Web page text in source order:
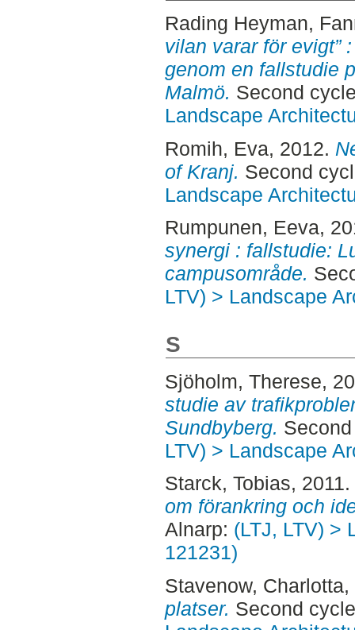
Rading Heyman,
vilan varar för evigt”
genom en fallstudie
Malmö. Second
Landscape
Romih, Eva, 2012.
of Kranj. Second
Landscape
Rumpunen, Eeva,
synergi : fallstudie:
campusområde.
LTV) > Landscape
S
Sjöholm, Therese,
studie av
Sundbyberg.
LTV) > Landscape
Starck, Tobias, 2011.
om förankring och
Alnarp: (LTJ, LTV) >
121231)
Stavenow, Charlotta,
platser. Second